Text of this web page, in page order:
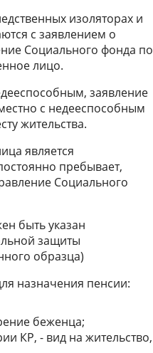
изоляторах и
с заявлением о
Социального фонда по
лицо.
заявление
с недееспособным
жительства.
является
пребывает,
Социального
быть указан
защиты
образца)
назначения пенсии:
беженца;
КР, - вид на жительство,